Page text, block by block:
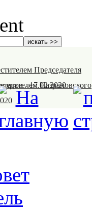
Председателя
-17.02.2020
Назрановского